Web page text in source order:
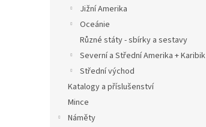
Jižní Amerika
Oceánie
Různé státy - sbírky a sestavy
Severní a Střední Amerika + Karibik
Střední východ
Katalogy a příslušenství
Mince
Náměty